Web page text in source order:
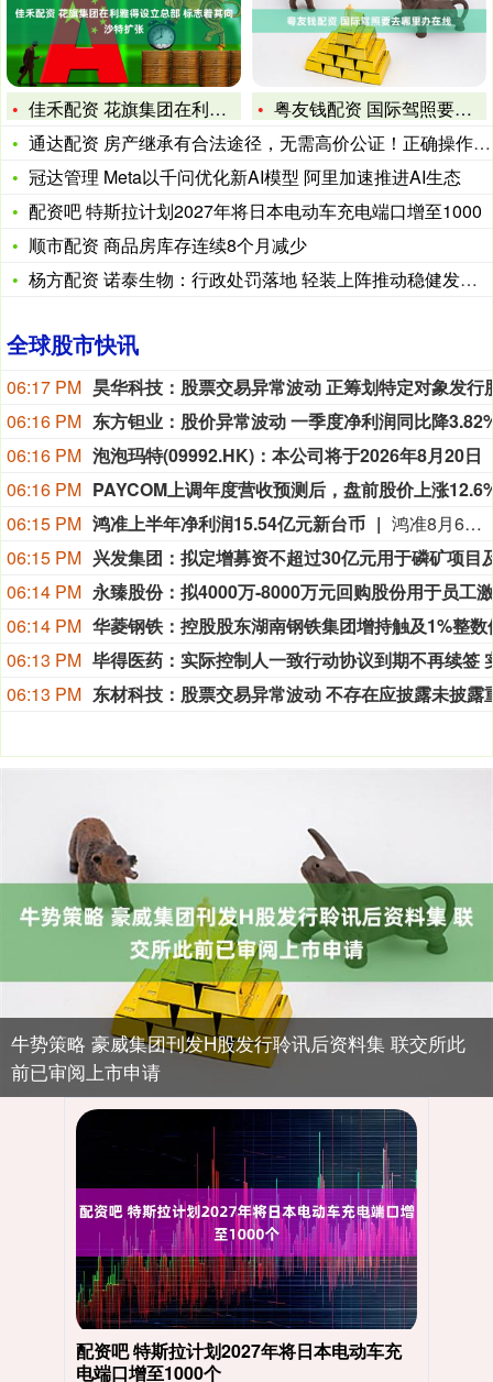
佳禾配资 花旗集团在利雅得设立总部 标志着其向沙特扩张
粤友钱配资 国际驾照要去哪里办在线
通达配资 房产继承有合法途径，无需高价公证！正确操作只需八十
冠达管理 Meta以千问优化新AI模型 阿里加速推进AI生态
配资吧 特斯拉计划2027年将日本电动车充电端口增至1000
顺市配资 商品房库存连续8个月减少
杨方配资 诺泰生物：行政处罚落地 轻装上阵推动稳健发展与创新
全球股市快讯
06:17 PM
06:16 PM
06:16 PM
06:16 PM
06:15 PM 鸿准上半年净利润15.54亿元新台币
鸿准8月6日公布2026年上半年财报显示，公司实现累计营业收入556.16亿元新台币，营业利润为7.16亿元新台币，税前利润达23.14亿元新台币。上半年归属于母公司所有者的净利润为15.54亿元新台币，基本每股收益为1.10元新台币。
06:15 PM
06:14 PM
06:14 PM
06:13 PM
06:13 PM
牛势策略 豪威集团刊发H股发行聆讯后资料集 联交所此
前已审阅上市申请
配资吧 特斯拉计划2027年将日本电动车充
电端口增至1000个